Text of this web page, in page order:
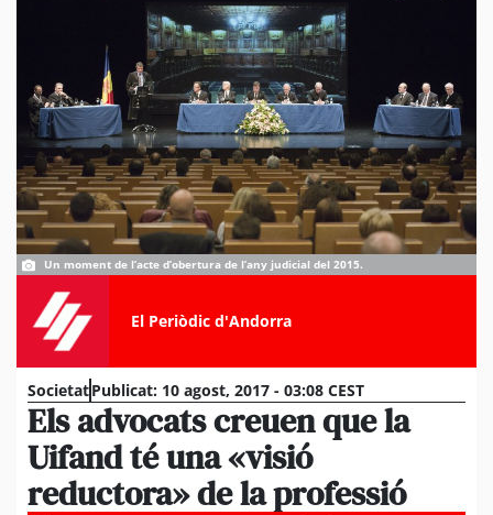
Un moment de l’acte d’obertura de l’any judicial del 2015.
El Periòdic d'Andorra
SocietatPublicat: 10 agost, 2017 - 03:08 CEST
Els advocats creuen que la
Uifand té una «visió
reductora» de la professió